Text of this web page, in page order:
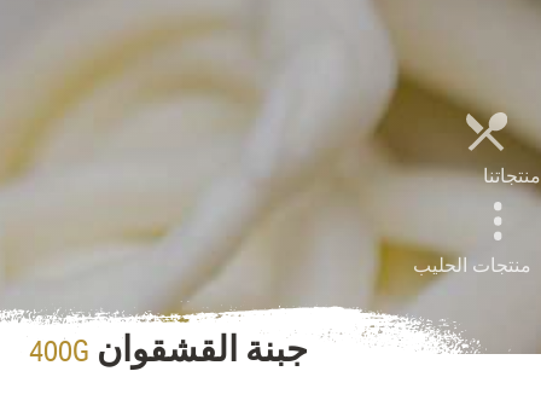
منتجاتنا
منتجات الحليب
جبنة القشقوان 400G